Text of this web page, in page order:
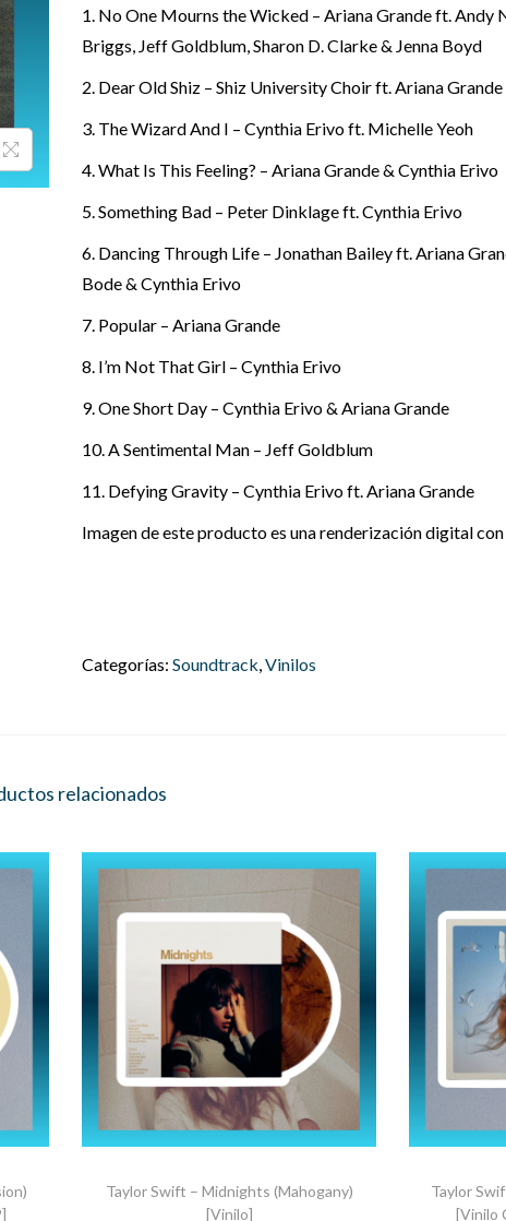
1. No One Mourns the Wicked – Ariana Grande ft. Andy
Briggs, Jeff Goldblum, Sharon D. Clarke & Jenna Boyd
2. Dear Old Shiz – Shiz University Choir ft. Ariana Grande
3. The Wizard And I – Cynthia Erivo ft. Michelle Yeoh
4. What Is This Feeling? – Ariana Grande & Cynthia Erivo
5. Something Bad – Peter Dinklage ft. Cynthia Erivo
6. Dancing Through Life – Jonathan Bailey ft. Ariana
Bode & Cynthia Erivo
7. Popular – Ariana Grande
8. I’m Not That Girl – Cynthia Erivo
9. One Short Day – Cynthia Erivo & Ariana Grande
10. A Sentimental Man – Jeff Goldblum
11. Defying Gravity – Cynthia Erivo ft. Ariana Grande
Imagen de este producto es una renderización digital
Categorías: Soundtrack,Vinilos
relacionados
Taylor Swift – Midnights (Mahogany)
[Vinilo]
Taylor
[Vinilo